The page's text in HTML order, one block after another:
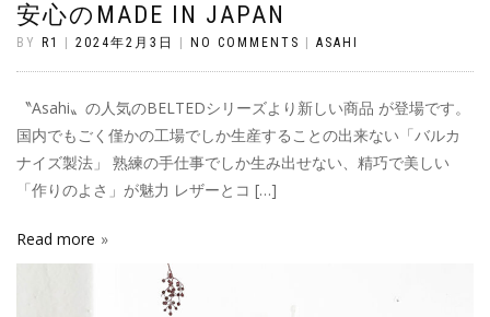
安心のMADE IN JAPAN
BY R1 2024年2月3日 NO COMMENTS ASAHI
〝Asahi〟の人気のBELTEDシリーズより新しい商品 が登場です。
国内でもごく僅かの工場でしか生産することの出来ない「バルカ
ナイズ製法」 熟練の手仕事でしか生み出せない、精巧で美しい
「作りのよさ」が魅力 レザーとコ […]
Read more